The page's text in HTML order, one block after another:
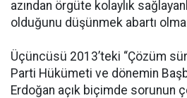
azından örgüte kolaylık
olduğunu düşünmek abartı
Üçüncüsü 2013’teki “Çözüm
Parti Hükümeti ve dönemin
Erdoğan açık biçimde sorunun